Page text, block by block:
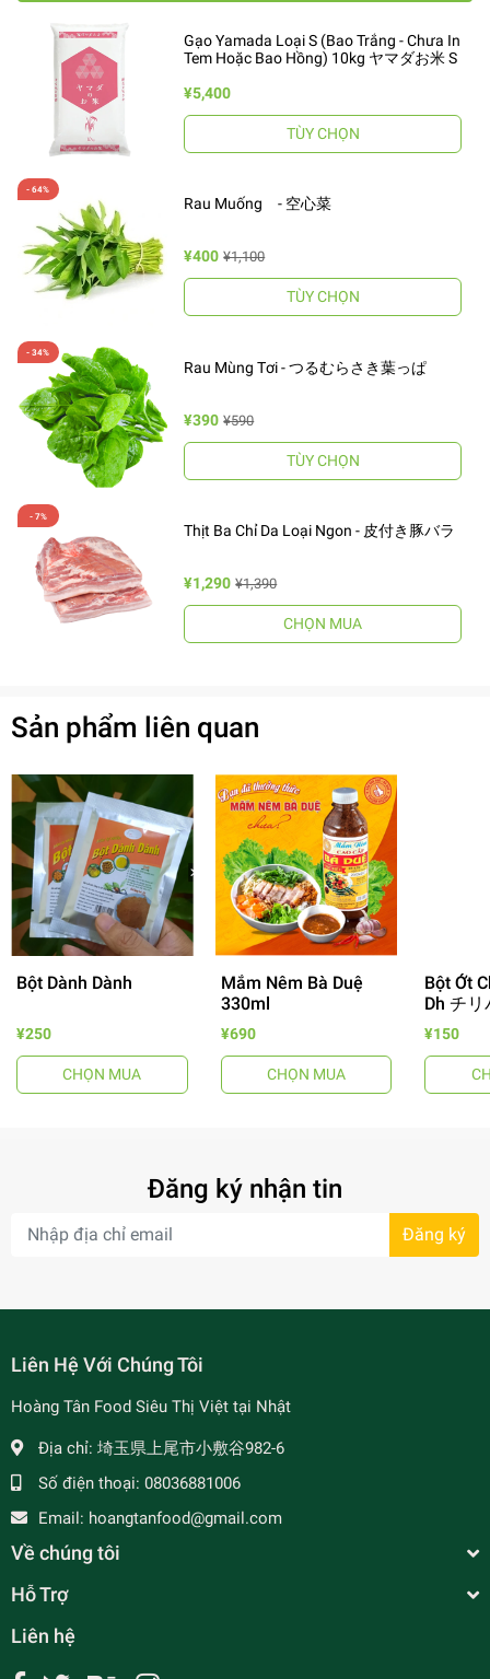
Gạo Yamada Loại S (Bao Trắng - Chưa In
Tem Hoặc Bao Hồng) 10kg ヤマダお米 S
¥5,400
TÙY CHỌN
Rau Muống - 空心菜
¥400 ¥1,100
TÙY CHỌN
Rau Mùng Tơi - つるむらさき葉っぱ
¥390 ¥590
TÙY CHỌN
- 7%
Thịt Ba Chỉ Da Loại Ngon - 皮付き豚バラ
¥1,290 ¥1,390
CHỌN MUA
Sản phẩm liên quan
Bột Dành Dành
¥250
CHỌN MUA
Mắm Nêm Bà Duệ
330ml
¥690
CHỌN MUA
Bột Ớt
Dh チ
¥150
Đăng ký nhận tin
Đăng ký
Liên Hệ Với Chúng Tôi
Hoàng Tân Food Siêu Thị Việt tại Nhật
Địa chỉ: 埼玉県上尾市小敷谷982-6
Số điện thoại: 08036881006
Email: hoangtanfood@gmail.com
Về chúng tôi
Hỗ Trợ
Liên hệ